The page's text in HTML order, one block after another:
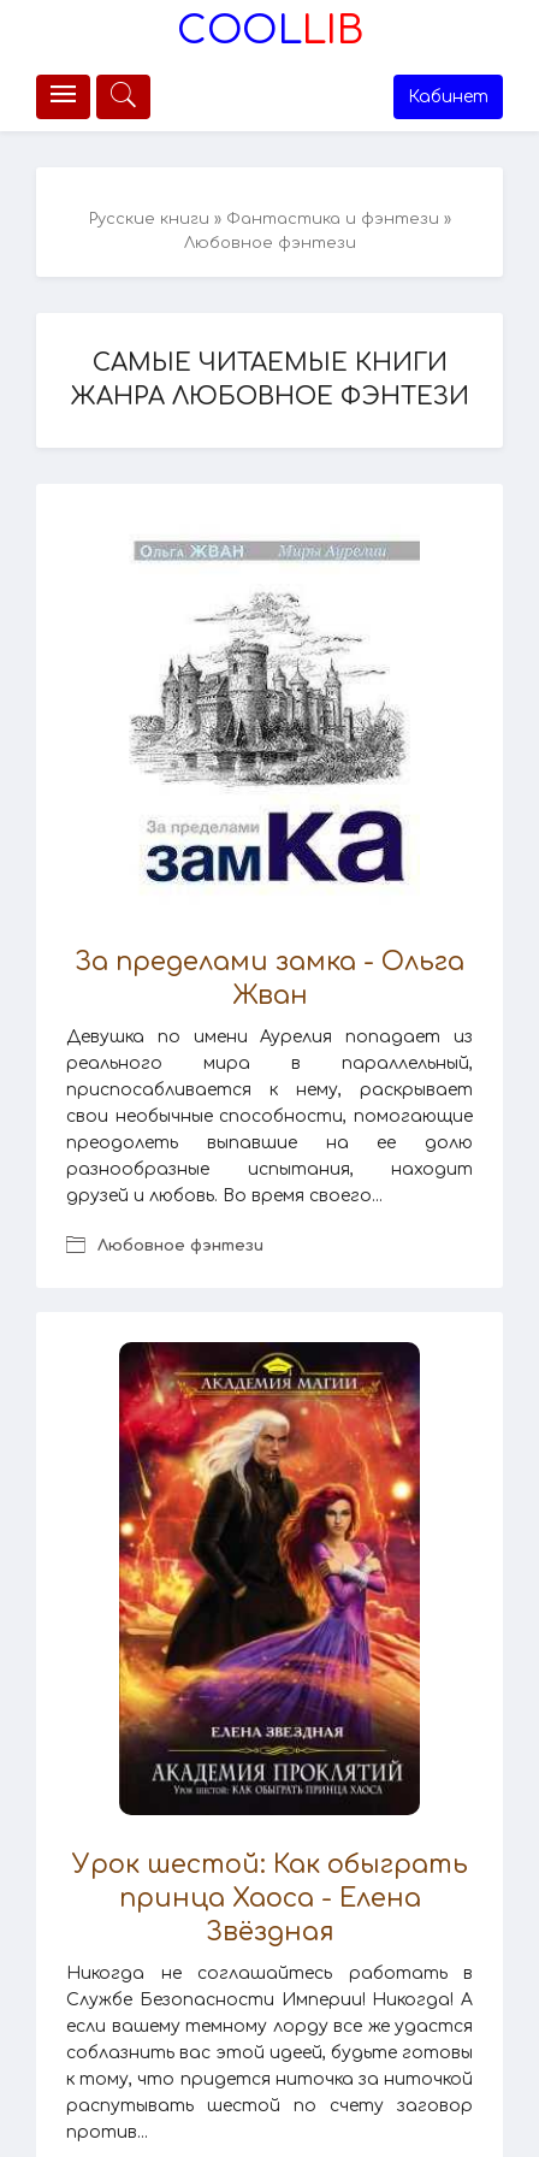
COOLLIB
Кабинет
Русские книги » Фантастика и фэнтези »
Любовное фэнтези
САМЫЕ ЧИТАЕМЫЕ КНИГИ
ЖАНРА ЛЮБОВНОЕ ФЭНТЕЗИ
За пределами замка - Ольга
Жван
Девушка по имени Аурелия попадает из
реального мира в параллельный,
приспосабливается к нему, раскрывает
свои необычные способности, помогающие
преодолеть выпавшие на ее долю
разнообразные испытания, находит
друзей и любовь. Во время своего...
Любовное фэнтези
Урок шестой: Как обыграть
принца Хаоса - Елена
Звёздная
Никогда не соглашайтесь работать в
Службе Безопасности Империи! Никогда! А
если вашему темному лорду все же удастся
соблазнить вас этой идеей, будьте готовы
к тому, что придется ниточка за ниточкой
распутывать шестой по счету заговор
против...